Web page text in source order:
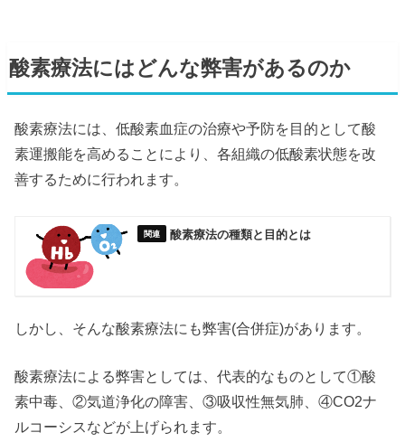
酸素療法にはどんな弊害があるのか
酸素療法には、低酸素血症の治療や予防を目的として酸
素運搬能を高めることにより、各組織の低酸素状態を改
善するために行われます。
酸素療法の種類と目的とは
しかし、そんな酸素療法にも弊害(合併症)があります。
酸素療法による弊害としては、代表的なものとして①酸
素中毒、②気道浄化の障害、③吸収性無気肺、④CO2ナ
ルコーシスなどが上げられます。